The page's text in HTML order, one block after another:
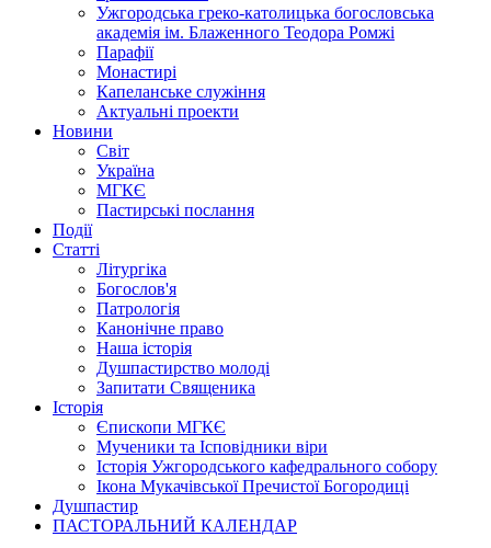
Ужгородська греко-католицька богословська
академія ім. Блаженного Теодора Ромжі
Парафії
Монастирі
Капеланське служіння
Актуальні проекти
Новини
Світ
Україна
МГКЄ
Пастирські послання
Події
Статті
Літургіка
Богослов'я
Патрологія
Канонічне право
Наша історія
Душпастирство молоді
Запитати Священика
Історія
Єпископи МГКЄ
Мученики та Ісповідники віри
Історія Ужгородського кафедрального собору
Ікона Мукачівської Пречистої Богородиці
Душпастир
ПАСТОРАЛЬНИЙ КАЛЕНДАР